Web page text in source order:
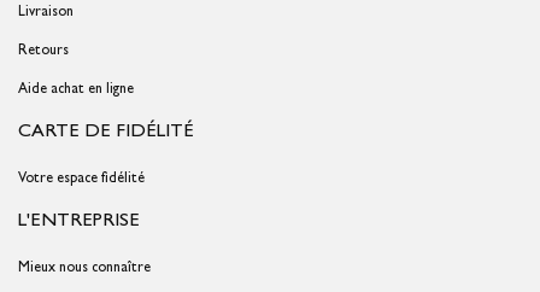
Livraison
Retours
Aide achat en ligne
CARTE DE FIDÉLITÉ
Votre espace fidélité
L'ENTREPRISE
Mieux nous connaître